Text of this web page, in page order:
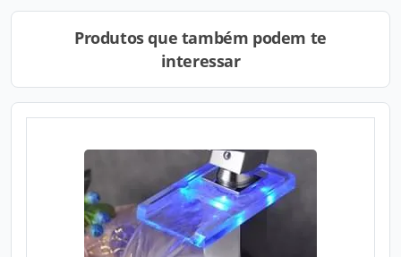
Produtos que também podem te
interessar